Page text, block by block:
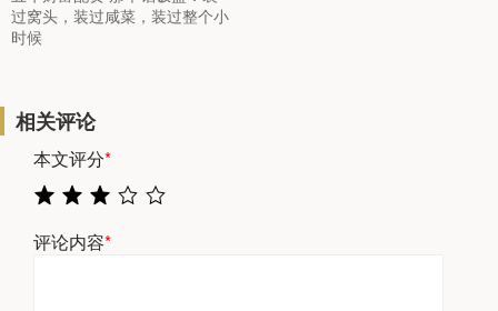
过窝头，装过咸菜，装过整个小
时候
相关评论
本文评分*
评论内容*